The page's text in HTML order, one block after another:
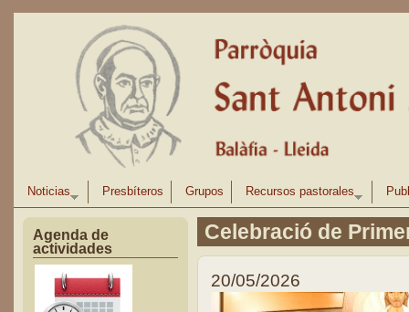
Pasar al contenido principal
Noticias Presbíteros Grupos Recursos pastorales
Agenda de
actividades
Celebració de
20/05/2026